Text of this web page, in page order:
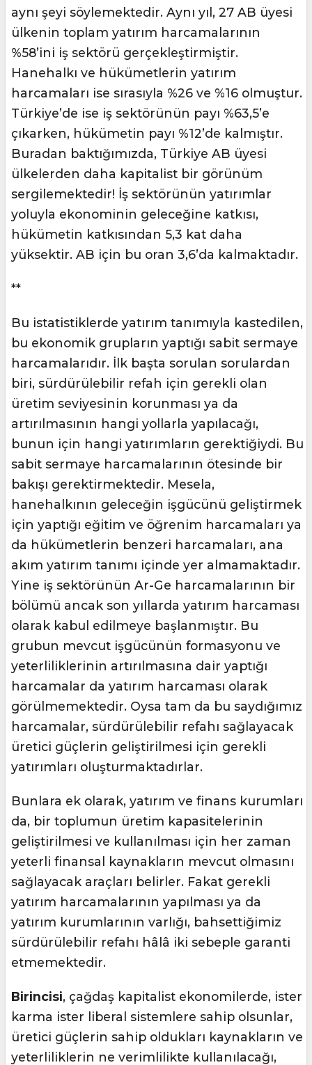
aynı şeyi söylemektedir. Aynı yıl, 27 AB üyesi
ülkenin toplam yatırım harcamalarının
%58’ini iş sektörü gerçekleştirmiştir.
Hanehalkı ve hükümetlerin yatırım
harcamaları ise sırasıyla %26 ve %16 olmuştur.
Türkiye’de ise iş sektörünün payı %63,5’e
çıkarken, hükümetin payı %12’de kalmıştır.
Buradan baktığımızda, Türkiye AB üyesi
ülkelerden daha kapitalist bir görünüm
sergilemektedir! İş sektörünün yatırımlar
yoluyla ekonominin geleceğine katkısı,
hükümetin katkısından 5,3 kat daha
yüksektir. AB için bu oran 3,6’da kalmaktadır.
**
Bu istatistiklerde yatırım tanımıyla kastedilen,
bu ekonomik grupların yaptığı sabit sermaye
harcamalarıdır. İlk başta sorulan sorulardan
biri, sürdürülebilir refah için gerekli olan
üretim seviyesinin korunması ya da
artırılmasının hangi yollarla yapılacağı,
bunun için hangi yatırımların gerektiğiydi. Bu
sabit sermaye harcamalarının ötesinde bir
bakışı gerektirmektedir. Mesela,
hanehalkının geleceğin işgücünü geliştirmek
için yaptığı eğitim ve öğrenim harcamaları ya
da hükümetlerin benzeri harcamaları, ana
akım yatırım tanımı içinde yer almamaktadır.
Yine iş sektörünün Ar-Ge harcamalarının bir
bölümü ancak son yıllarda yatırım harcaması
olarak kabul edilmeye başlanmıştır. Bu
grubun mevcut işgücünün formasyonu ve
yeterliliklerinin artırılmasına dair yaptığı
harcamalar da yatırım harcaması olarak
görülmemektedir. Oysa tam da bu saydığımız
harcamalar, sürdürülebilir refahı sağlayacak
üretici güçlerin geliştirilmesi için gerekli
yatırımları oluşturmaktadırlar.
Bunlara ek olarak, yatırım ve finans kurumları
da, bir toplumun üretim kapasitelerinin
geliştirilmesi ve kullanılması için her zaman
yeterli finansal kaynakların mevcut olmasını
sağlayacak araçları belirler. Fakat gerekli
yatırım harcamalarının yapılması ya da
yatırım kurumlarının varlığı, bahsettiğimiz
sürdürülebilir refahı hâlâ iki sebeple garanti
etmemektedir.
Birincisi, çağdaş kapitalist ekonomilerde, ister
karma ister liberal sistemlere sahip olsunlar,
üretici güçlerin sahip oldukları kaynakların ve
yeterliliklerin ne verimlilikte kullanılacağı,